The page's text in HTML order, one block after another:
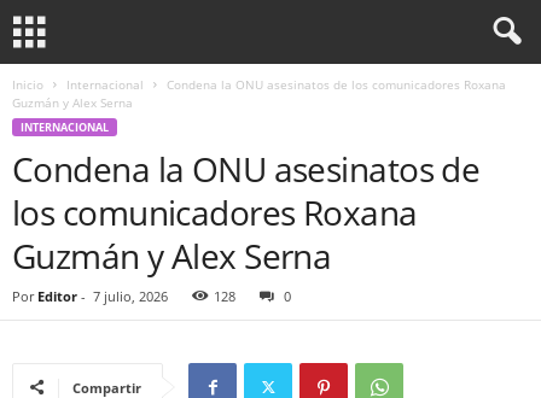
Inicio Internacional
Condena la ONU asesinatos de los comunicadores Roxana
Guzmán y Alex Serna
INTERNACIONAL
Condena la ONU asesinatos de
los comunicadores Roxana
Guzmán y Alex Serna
Por Editor - 7 julio, 2026 128 0
Compartir